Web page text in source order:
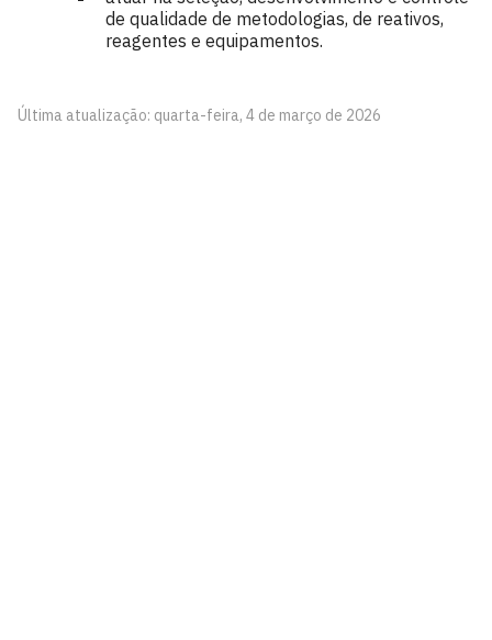
de qualidade de metodologias, de reativos,
reagentes e equipamentos.
Última atualização: quarta-feira, 4 de março de 2026